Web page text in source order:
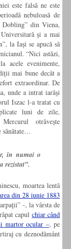
este falsă ne este
nebuloasă de
Dobling” din Viena,
și a mai
la Iași se apucă să
“Nici astăzi,
acele evenimente,
mai bune decât a
extraordinar. De
unde a intrat iarăși
Iszac l-a tratat cu
luni de zile,
otrăvește
sănătate…
în numai o
rezistat”.
moartea lentă
din 28 iunie 1883
-, la vârsta de
capul chiar când
martor ocular –, pe
cu deznodământ